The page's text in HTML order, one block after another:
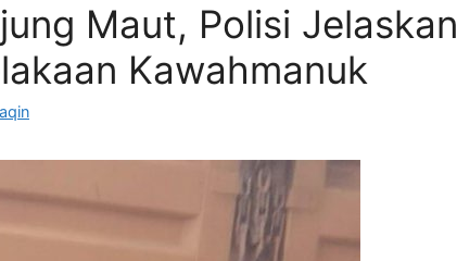
Maut, Polisi Jelaskan
Kawahmanuk